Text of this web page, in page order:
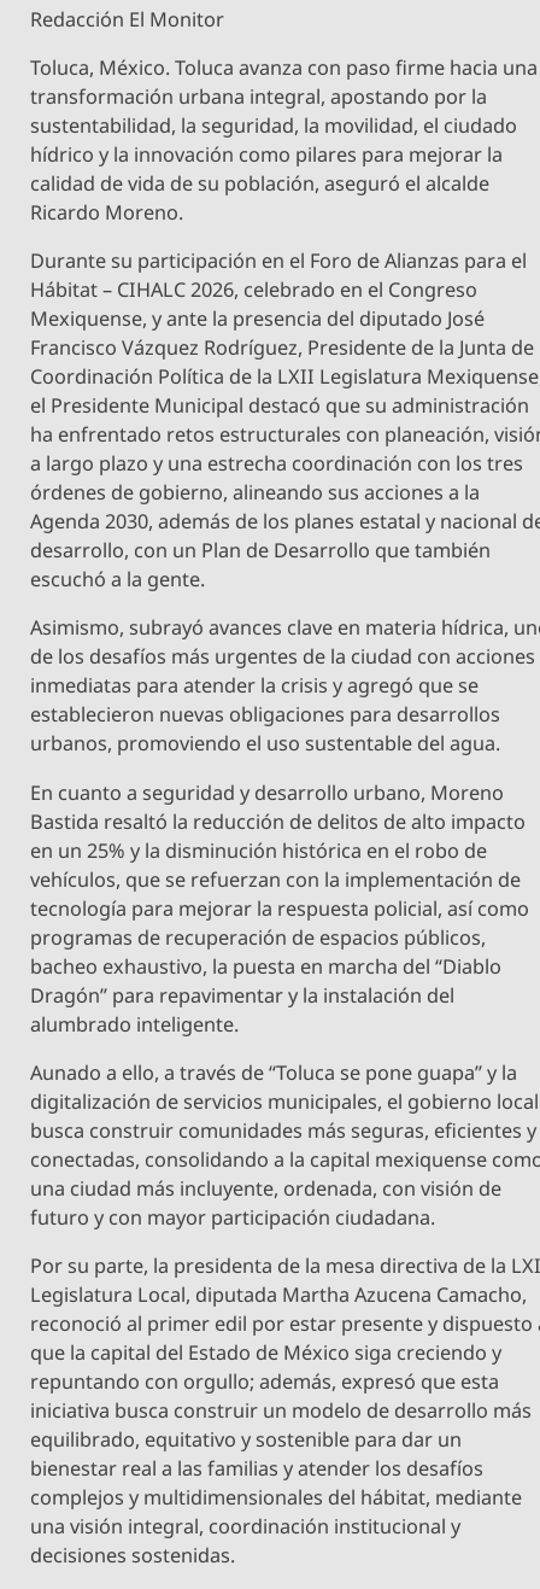
Redacción El Monitor
Toluca, México. Toluca avanza con paso firme hacia una
transformación urbana integral, apostando por la
sustentabilidad, la seguridad, la movilidad, el ciudado
hídrico y la innovación como pilares para mejorar la
calidad de vida de su población, aseguró el alcalde
Ricardo Moreno.
Durante su participación en el Foro de Alianzas para el
Hábitat – CIHALC 2026, celebrado en el Congreso
Mexiquense, y ante la presencia del diputado José
Francisco Vázquez Rodríguez, Presidente de la Junta de
Coordinación Política de la LXII Legislatura
el Presidente Municipal destacó que su administración
ha enfrentado retos estructurales con planeación,
a largo plazo y una estrecha coordinación con los tres
órdenes de gobierno, alineando sus acciones a la
Agenda 2030, además de los planes estatal y nacional
desarrollo, con un Plan de Desarrollo que también
escuchó a la gente.
Asimismo, subrayó avances clave en materia hídrica,
de los desafíos más urgentes de la ciudad con acciones
inmediatas para atender la crisis y agregó que se
establecieron nuevas obligaciones para desarrollos
urbanos, promoviendo el uso sustentable del agua.
En cuanto a seguridad y desarrollo urbano, Moreno
Bastida resaltó la reducción de delitos de alto impacto
en un 25% y la disminución histórica en el robo de
vehículos, que se refuerzan con la implementación de
tecnología para mejorar la respuesta policial, así como
programas de recuperación de espacios públicos,
bacheo exhaustivo, la puesta en marcha del “Diablo
Dragón” para repavimentar y la instalación del
alumbrado inteligente.
Aunado a ello, a través de “Toluca se pone guapa” y la
digitalización de servicios municipales, el gobierno local
busca construir comunidades más seguras, eficientes y
conectadas, consolidando a la capital mexiquense
una ciudad más incluyente, ordenada, con visión de
futuro y con mayor participación ciudadana.
Por su parte, la presidenta de la mesa directiva de la
Legislatura Local, diputada Martha Azucena Camacho,
reconoció al primer edil por estar presente y dispuesto
que la capital del Estado de México siga creciendo y
repuntando con orgullo; además, expresó que esta
iniciativa busca construir un modelo de desarrollo más
equilibrado, equitativo y sostenible para dar un
bienestar real a las familias y atender los desafíos
complejos y multidimensionales del hábitat, mediante
una visión integral, coordinación institucional y
decisiones sostenidas.